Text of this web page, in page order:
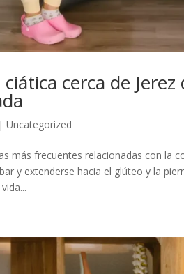
cerca de
|Uncategorized
más frecuentes relacionadas con la
y extenderse hacia el glúteo y la